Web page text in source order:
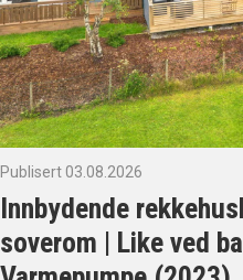
Publisert 03.08.2026
Innbydende
soverom | Like ved